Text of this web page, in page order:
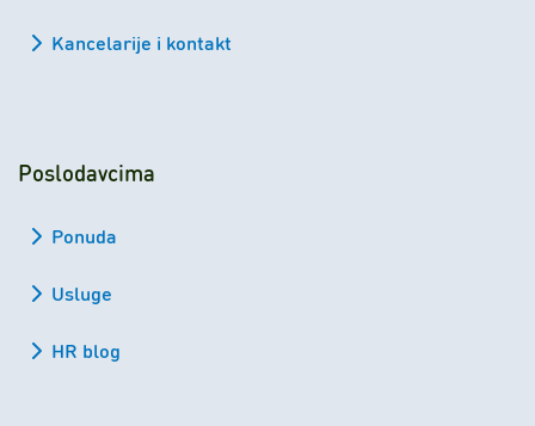
Kancelarije i kontakt
Poslodavcima
Ponuda
Usluge
HR blog